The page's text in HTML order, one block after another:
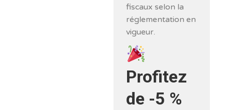
fiscaux selon la
réglementation en
vigueur.
Profitez
de -5 %